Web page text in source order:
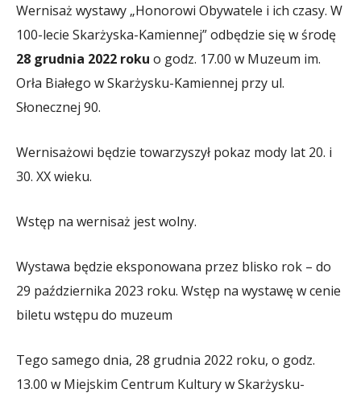
Wernisaż wystawy „Honorowi Obywatele i ich czasy. W
100-lecie Skarżyska-Kamiennej” odbędzie się w środę
28 grudnia 2022 roku o godz. 17.00 w Muzeum im.
Orła Białego w Skarżysku-Kamiennej przy ul.
Słonecznej 90.
Wernisażowi będzie towarzyszył pokaz mody lat 20. i
30. XX wieku.
Wstęp na wernisaż jest wolny.
Wystawa będzie eksponowana przez blisko rok – do
29 października 2023 roku. Wstęp na wystawę w cenie
biletu wstępu do muzeum
Tego samego dnia, 28 grudnia 2022 roku, o godz.
13.00 w Miejskim Centrum Kultury w Skarżysku-